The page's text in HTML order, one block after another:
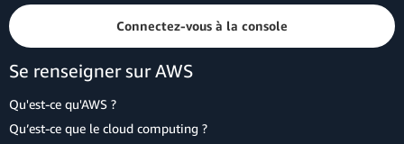
Connectez-vous à la console
Se renseigner sur AWS
Qu'est-ce qu'AWS ?
Qu’est-ce que le cloud computing ?